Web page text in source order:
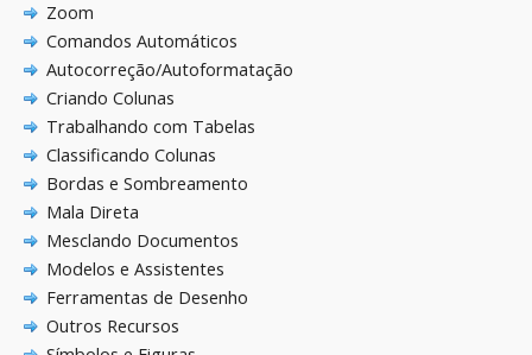
Zoom
Comandos Automáticos
Autocorreção/Autoformatação
Criando Colunas
Trabalhando com Tabelas
Classificando Colunas
Bordas e Sombreamento
Mala Direta
Mesclando Documentos
Modelos e Assistentes
Ferramentas de Desenho
Outros Recursos